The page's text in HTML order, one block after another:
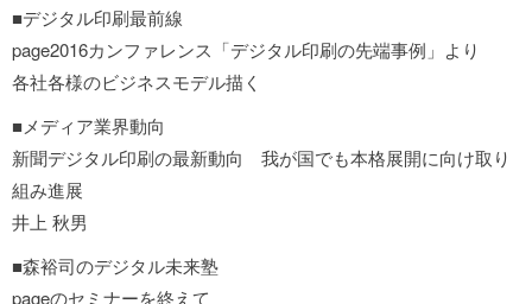
■デジタル印刷最前線
page2016カンファレンス「デジタル印刷の先端事例」より
各社各様のビジネスモデル描く
■メディア業界動向
新聞デジタル印刷の最新動向 我が国でも本格展開に向け取り
組み進展
井上 秋男
■森裕司のデジタル未来塾
pageのセミナーを終えて